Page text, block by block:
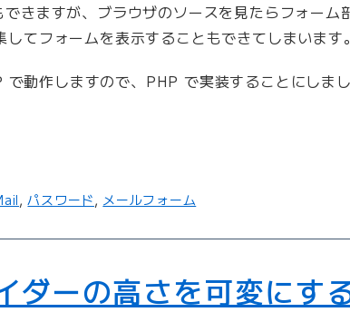
きますが、ブラウザのソースを見たらフォーム
てフォームを表示することもできてしまいます。
動作しますので、PHP で実装することにしま
,パスワード, メールフォーム
ダーの高さを可変にす